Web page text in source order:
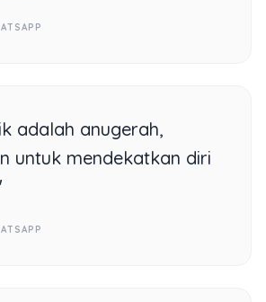
adalah anugerah,
untuk mendekatkan diri